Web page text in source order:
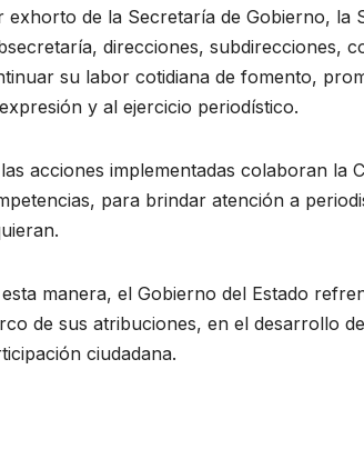
exhorto de la Secretaría de Gobierno, la
direcciones, subdirecciones,
su labor cotidiana de fomento,
y al ejercicio periodístico.
acciones implementadas colaboran la
para brindar atención a
esta manera, el Gobierno del Estado
de sus atribuciones, en el desarrollo
ciudadana.